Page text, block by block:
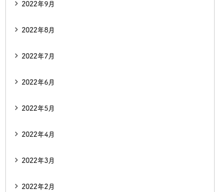
2022年9月
2022年8月
2022年7月
2022年6月
2022年5月
2022年4月
2022年3月
2022年2月